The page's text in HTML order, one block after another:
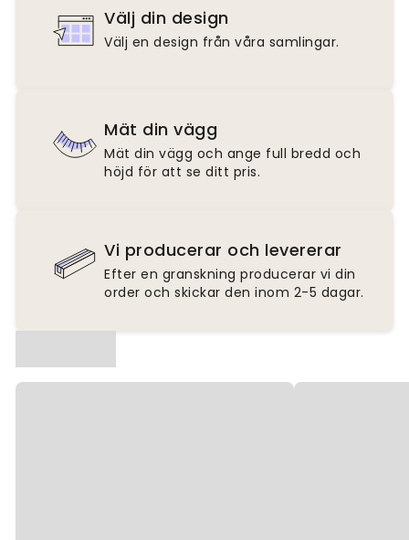
Välj din design
Välj en design från våra samlingar.
Mät din vägg
Mät din vägg och ange full bredd och
höjd för att se ditt pris.
Vi producerar och levererar
Efter en granskning producerar vi din
order och skickar den inom 2-5 dagar.